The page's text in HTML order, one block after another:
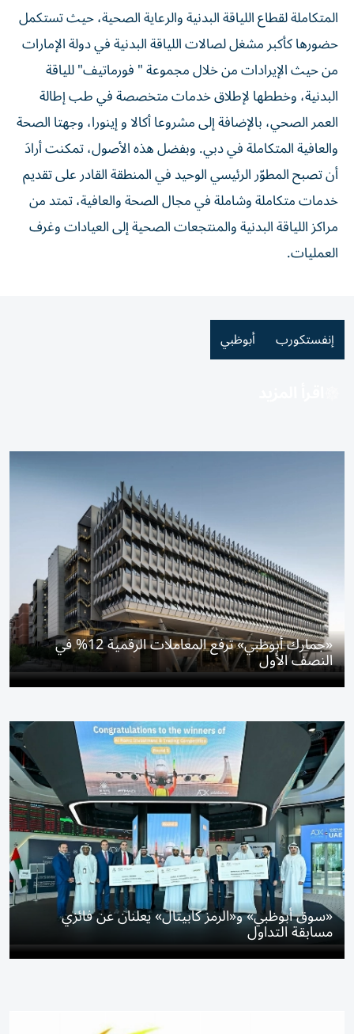
المتكاملة لقطاع اللياقة البدنية والرعاية الصحية، حيث تستكمل
حضورها كأكبر مشغل لصالات اللياقة البدنية في دولة الإمارات
من حيث الإيرادات من خلال مجموعة " فورماتيف" للياقة
البدنية، وخططها لإطلاق خدمات متخصصة في طب إطالة
العمر الصحي، بالإضافة إلى مشروعا أكالا و إينورا، وجهتا الصحة
والعافية المتكاملة في دبي. وبفضل هذه الأصول، تمكنت أرادَ
أن تصبح المطوّر الرئيسي الوحيد في المنطقة القادر على تقديم
خدمات متكاملة وشاملة في مجال الصحة والعافية، تمتد من
مراكز اللياقة البدنية والمنتجعات الصحية إلى العيادات وغرف
العمليات.
إنفستكورب أبوظبي
«جمارك أبوظبي» ترفع المعاملات الرقمية 12% في
النصف الأول
«سوق أبوظبي» و«الرمز كابيتال» يعلنان عن فائزي
مسابقة التداول